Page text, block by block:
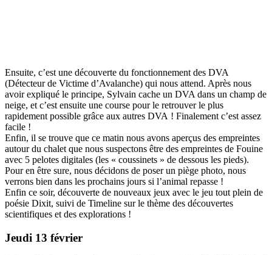
Ensuite, c’est une découverte du fonctionnement des DVA
(Détecteur de Victime d’Avalanche) qui nous attend. Après nous
avoir expliqué le principe, Sylvain cache un DVA dans un champ de
neige, et c’est ensuite une course pour le retrouver le plus
rapidement possible grâce aux autres DVA ! Finalement c’est assez
facile !
Enfin, il se trouve que ce matin nous avons aperçus des empreintes
autour du chalet que nous suspectons être des empreintes de Fouine
avec 5 pelotes digitales (les « coussinets » de dessous les pieds).
Pour en être sure, nous décidons de poser un piège photo, nous
verrons bien dans les prochains jours si l’animal repasse !
Enfin ce soir, découverte de nouveaux jeux avec le jeu tout plein de
poésie Dixit, suivi de Timeline sur le thème des découvertes
scientifiques et des explorations !
Jeudi 13 février